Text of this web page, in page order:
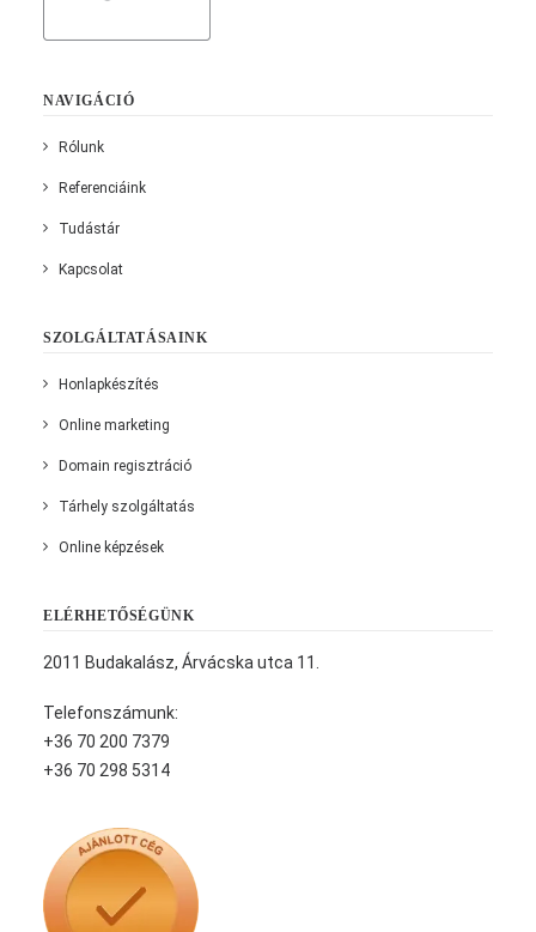
NAVIGÁCIÓ
Rólunk
Referenciáink
Tudástár
Kapcsolat
SZOLGÁLTATÁSAINK
Honlapkészítés
Online marketing
Domain regisztráció
Tárhely szolgáltatás
Online képzések
ELÉRHETŐSÉGÜNK
2011 Budakalász, Árvácska utca 11.
Telefonszámunk:
+36 70 200 7379
+36 70 298 5314